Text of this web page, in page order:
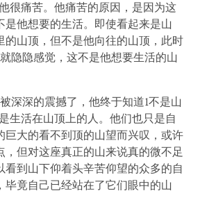
很痛苦。他痛苦的原因，是因为这
是他想要的生活。即使看起来是山
的山顶，但不是他向往的山顶，此时
隐隐感觉，这不是他想要生活的山
深深的震撼了，他终于知道1不是山
生活在山顶上的人。他们也只是自
巨大的看不到顶的山望而兴叹，或许
，但对这座真正的山来说真的微不足
看到山下仰着头辛苦仰望的众多的自
毕竟自己已经站在了它们眼中的山